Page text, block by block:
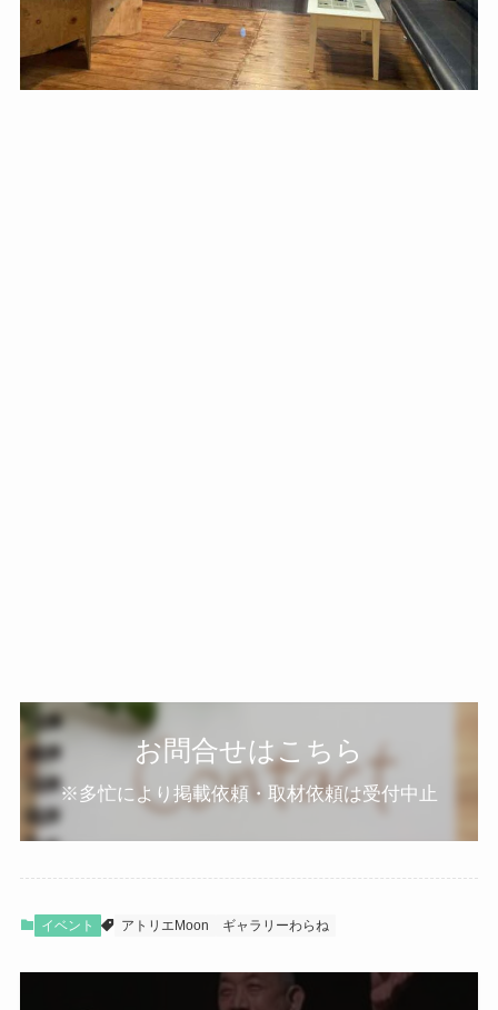
お問合せはこちら
※多忙により掲載依頼・取材依頼は受付中止
イベント アトリエMoon ギャラリーわらね